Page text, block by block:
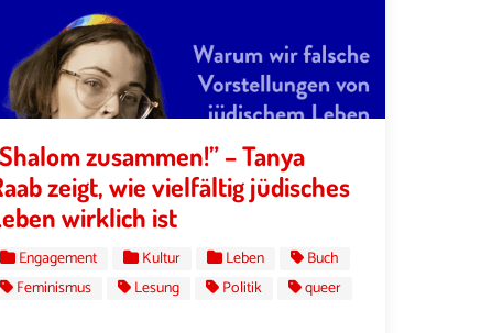
zusammen!” – Tanya
zeigt, wie vielfältig jüdisches
wirklich ist
Engagement Kultur Leben
Buch
Feminismus
Lesung Politik queer